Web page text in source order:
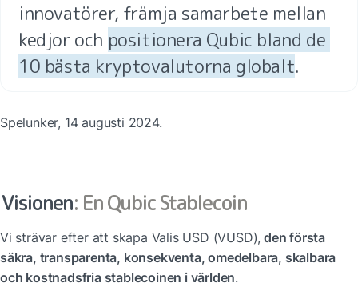
innovatörer, främja samarbete mellan
kedjor och positionera Qubic bland de
10 bästa kryptovalutorna globalt.
Spelunker, 14 augusti 2024.
Visionen: En Qubic Stablecoin
Vi strävar efter att skapa Valis USD (VUSD), den första
säkra, transparenta, konsekventa, omedelbara, skalbara
och kostnadsfria stablecoinen i världen.